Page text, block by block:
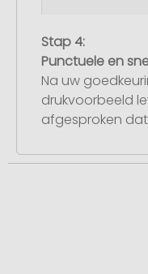
Stap 4:
Punctuele en
Na uw
drukvoorbeeld
afgesproken